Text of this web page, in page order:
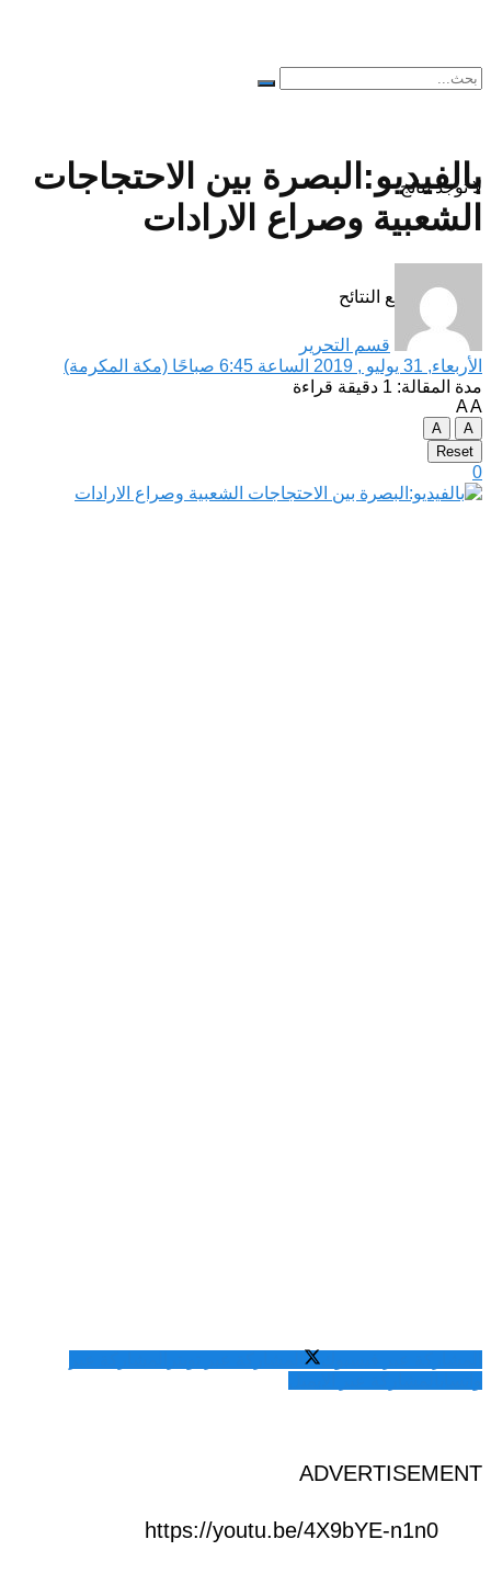
لا توجد نتائج
مشاهدة جميع النتائح
بالفيديو:البصرة بين الاحتجاجات
الشعبية وصراع الارادات
قسم التحرير
الأربعاء, 31 يوليو , 2019 الساعة 6:45 صباحًا (مكة المكرمة)
مدة المقالة: 1 دقيقة قراءة
AA
A
A
Reset
0
ADVERTISEMENT
https://youtu.be/4X9bYE-n1n0